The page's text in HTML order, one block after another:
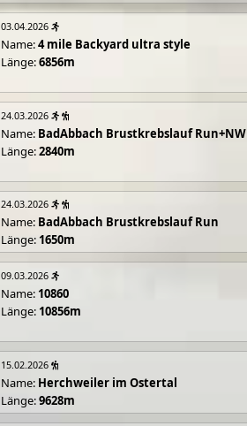
03.04.2026
Name:4 mile Backyard ultra style
Länge:6856m
24.03.2026
Name: BadAbbach Brustkrebslauf Run+NW
Länge:2840m
24.03.2026
Name: BadAbbach Brustkrebslauf Run
Länge: 1650m
09.03.2026
Name: 10860
Länge: 10856m
15.02.2026
Name: Herchweiler im Ostertal
Länge:9628m